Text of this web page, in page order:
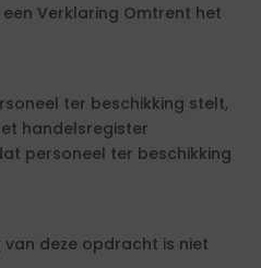
Verklaring Omtrent het
ter beschikking stelt,
handelsregister
personeel ter beschikking
deze opdracht is niet